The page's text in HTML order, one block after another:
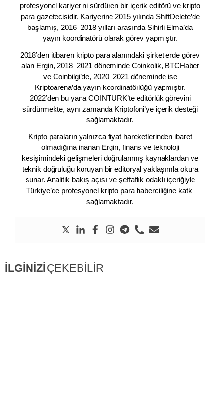
profesyonel kariyerini sürdüren bir içerik editörü ve kripto
para gazetecisidir. Kariyerine 2015 yılında ShiftDelete’de
başlamış, 2016–2018 yılları arasında Sihirli Elma’da
yayın koordinatörü olarak görev yapmıştır.
2018’den itibaren kripto para alanındaki şirketlerde görev
alan Ergin, 2018–2021 döneminde Coinkolik, BTCHaber
ve Coinbilgi’de, 2020–2021 döneminde ise
Kriptoarena’da yayın koordinatörlüğü yapmıştır.
2022’den bu yana COINTURK’te editörlük görevini
sürdürmekte, aynı zamanda Kriptofoni’ye içerik desteği
sağlamaktadır.
Kripto paraların yalnızca fiyat hareketlerinden ibaret
olmadığına inanan Ergin, finans ve teknoloji
kesişimindeki gelişmeleri doğrulanmış kaynaklardan ve
teknik doğruluğu koruyan bir editoryal yaklaşımla okura
sunar. Analitik bakış açısı ve şeffaflık odaklı içeriğiyle
Türkiye’de profesyonel kripto para haberciliğine katkı
sağlamaktadır.
İLGİNİZİÇEKEBİLİR